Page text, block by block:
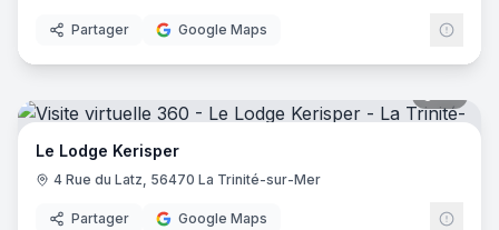
Partager Google Maps
Le Lodge Kerisper
4 Rue du Latz, 56470 La Trinité-sur-Mer
Partager Google Maps